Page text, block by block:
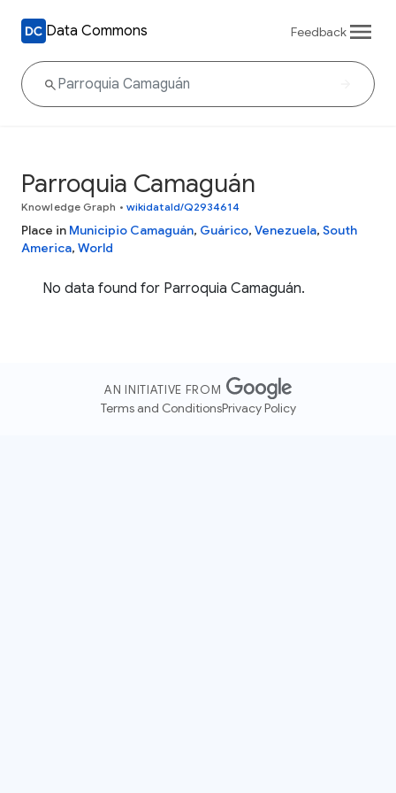
Data Commons Feedback
Parroquia Camaguán
Knowledge Graph • wikidataId/Q2934614
Place in Municipio Camaguán, Guárico, Venezuela, South
America, World
No data found for Parroquia Camaguán.
AN INITIATIVE FROM
Terms and ConditionsPrivacy Policy